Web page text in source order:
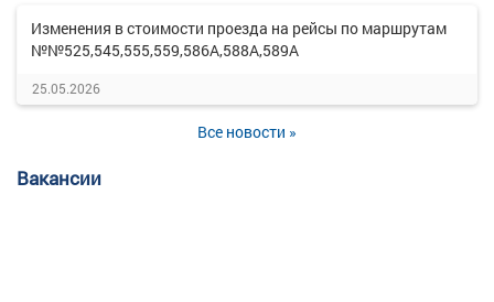
Изменения в стоимости проезда на рейсы по маршрутам
№№525,545,555,559,586А,588А,589А
25.05.2026
Все новости »
Вакансии